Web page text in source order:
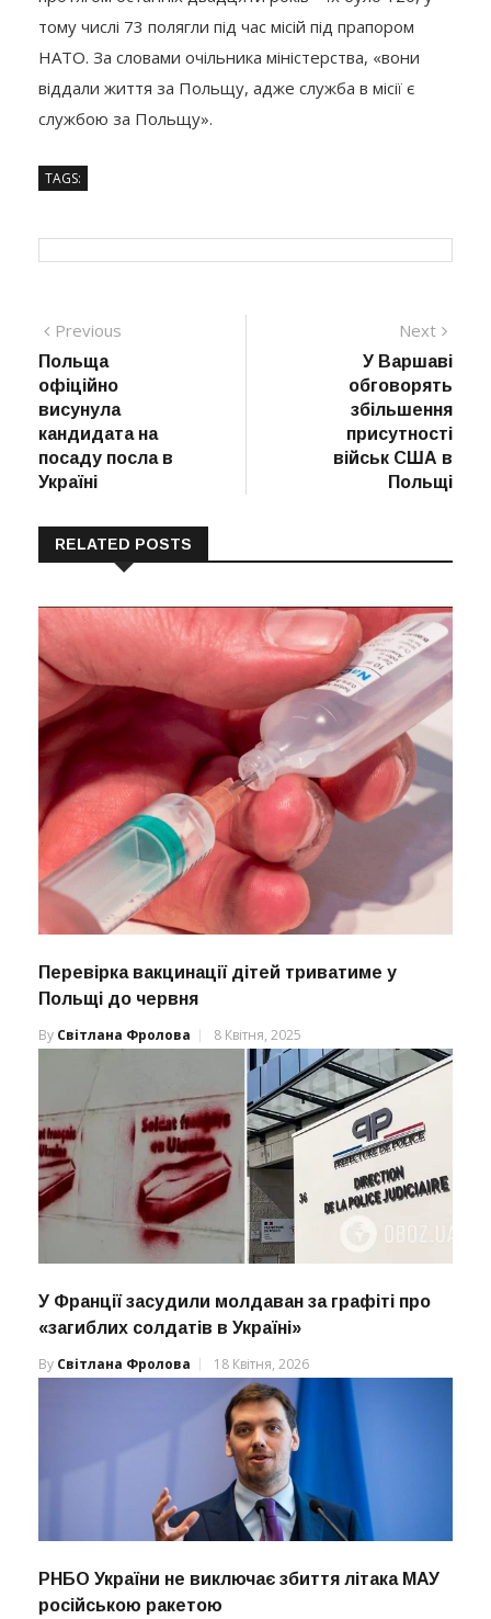
тому числі 73 полягли під час місій під прапором
НАТО. За словами очільника міністерства, «вони
віддали життя за Польщу, адже служба в місії є
службою за Польщу».
TAGS:
Навігація
записів
Previous
Польща
офіційно
висунула
кандидата на
посаду посла в
Україні
Next
post:
У Варшаві
обговорять
збільшення
присутності
військ США в
Польщі
RELATED POSTS
Перевірка вакцинації дітей триватиме у
Польщі до червня
By Світлана Фролова 8 Квітня, 2025
У Франції засудили молдаван за графіті про
«загиблих солдатів в Україні»
By Світлана Фролова 18 Квітня, 2026
РНБО України не виключає збиття літака МАУ
російською ракетою